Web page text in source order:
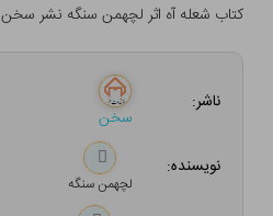
کتاب شعله آه اثر لچهمن سنگه نشر سخن
ناشر:
سخن
نویسنده:
لچهمن سنگه